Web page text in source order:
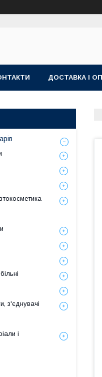
ДОСТАВКА І
з'єднувачі
і